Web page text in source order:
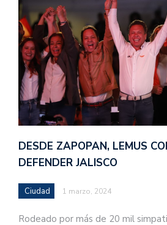
DESDE ZAPOPAN, LEMUS
DEFENDER JALISCO
Ciudad 1 marzo, 2024
Rodeado por más de 20 mil